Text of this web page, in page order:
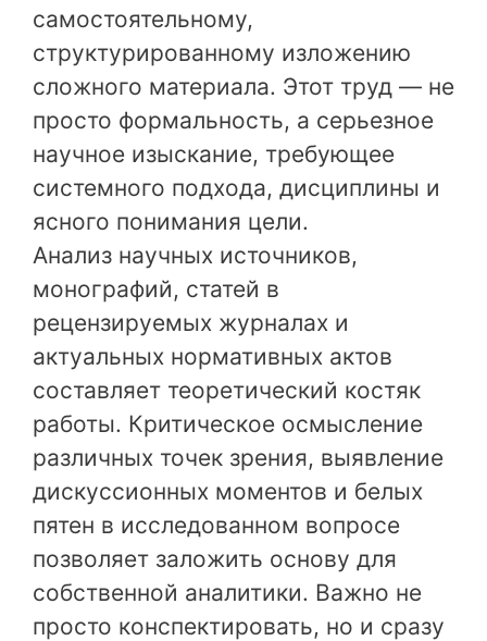
самостоятельному,
структурированному изложению
сложного материала. Этот труд — не
просто формальность, а серьезное
научное изыскание, требующее
системного подхода, дисциплины и
ясного понимания цели.
Анализ научных источников,
монографий, статей в
рецензируемых журналах и
актуальных нормативных актов
составляет теоретический костяк
работы. Критическое осмысление
различных точек зрения, выявление
дискуссионных моментов и белых
пятен в исследованном вопросе
позволяет заложить основу для
собственной аналитики. Важно не
просто конспектировать, но и сразу